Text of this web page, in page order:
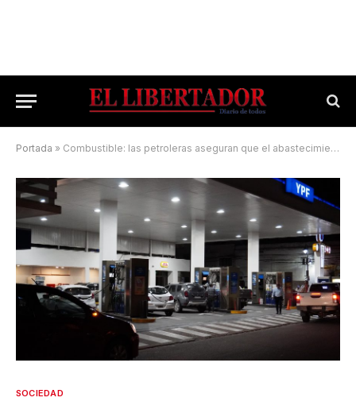
Portada » Combustible: las petroleras aseguran que el abastecimiento “se irá normalizando”
SOCIEDAD